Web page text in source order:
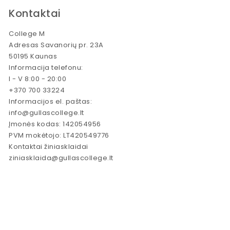
Kontaktai
College M
Adresas Savanorių pr. 23A
50195 Kaunas
Informacija telefonu:
I - V 8:00 - 20:00
+370 700 33224
Informacijos el. paštas:
info@gullascollege.lt
Įmonės kodas: 142054956
PVM mokėtojo: LT420549776
Kontaktai žiniasklaidai
ziniasklaida@gullascollege.lt